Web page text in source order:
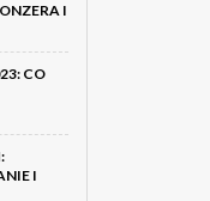
I
CO
I